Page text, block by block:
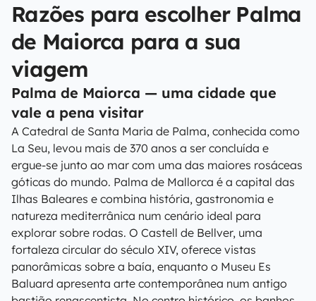
Razões para escolher Palma
de Maiorca para a sua
viagem
Palma de Maiorca — uma cidade que
vale a pena visitar
A Catedral de Santa Maria de Palma, conhecida como
La Seu, levou mais de 370 anos a ser concluída e
ergue-se junto ao mar com uma das maiores rosáceas
góticas do mundo. Palma de Mallorca é a capital das
Ilhas Baleares e combina história, gastronomia e
natureza mediterrânica num cenário ideal para
explorar sobre rodas. O Castell de Bellver, uma
fortaleza circular do século XIV, oferece vistas
panorâmicas sobre a baía, enquanto o Museu Es
Baluard apresenta arte contemporânea num antigo